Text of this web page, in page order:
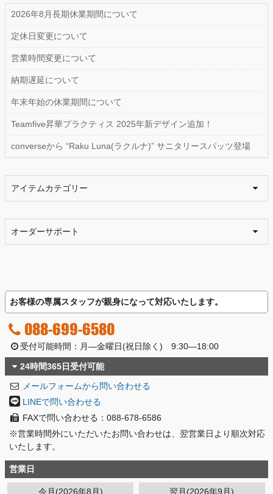
2026年8月長期休業期間について
定休日変更について
営業時間変更について
納期遅延について
年末年始の休業期間について
Teamfive昇華プラクティス 2025年新デザイン追加！
converseから “Raku Luna(ラクルナ)” サニタリースパッツ登場
アイテムカテゴリー
オーダーサポート
お客様の専属スタッフが親身になって対応いたします。
088-699-6580
受付可能時間：月―金曜日(祝日除く) 9:30―18:00
24時間365日受付可能
メールフォームから問い合わせる
LINEで問い合わせる
FAXで問い合わせる：088-678-6586
※営業時間外にいただいたお問い合わせは、翌営業日より順次対応
いたします。
営業日
今月(2026年8月) 翌月(2026年9月)